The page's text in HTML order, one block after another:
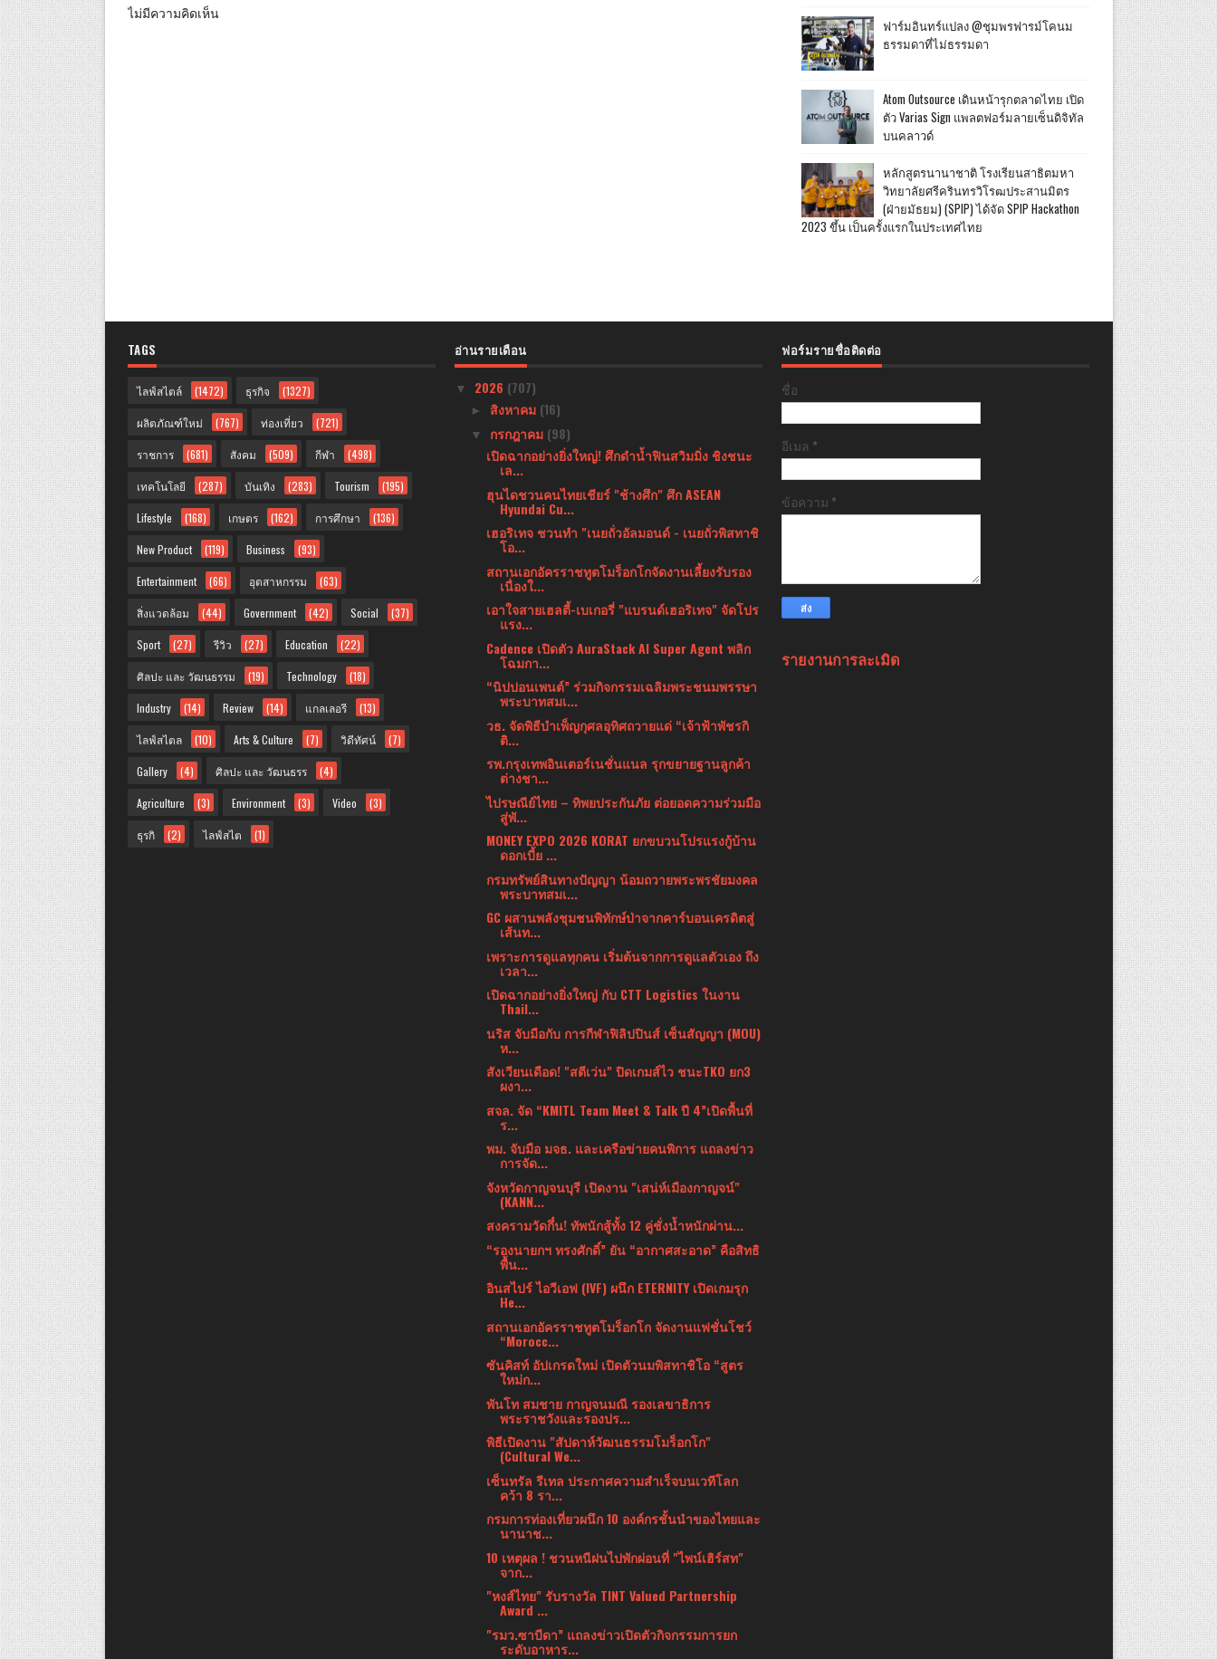
ไม่มีความคิดเห็น
ฟาร์มอินทร์แปลง @ชุมพรฟารม์โคนม
ธรรมดาที่ไม่ธรรมดา
Atom Outsource เดินหน้ารุกตลาดไทย เปิด
ตัว Varias Sign แพลตฟอร์มลายเซ็นดิจิทัล
บนคลาวด์
หลักสูตรนานาชาติ โรงเรียนสาธิตมหา
วิทยาลัยศรีครินทรวิโรฒประสานมิตร
(ฝ่ายมัธยม) (SPIP) ได้จัด SPIP Hackathon
2023 ขึ้น เป็นครั้งแรกในประเทศไทย
TAGS
ไลฟ์สไตล์ (1472) ธุรกิจ (1327)
ผลิตภัณฑ์ใหม่ (767) ท่องเที่ยว (721)
ราชการ (681) สังคม (509) กีฬา (498)
เทคโนโลยี (287) บันเทิง (283) Tourism (195)
Lifestyle (168) เกษตร (162) การศึกษา (136)
New Product (119) Business (93)
Entertainment (66) อุตสาหกรรม (63)
สิ่งแวดล้อม (44) Government (42) Social (37)
Sport (27) รีวิว (27) Education (22)
ศิลปะ และ วัฒนธรรม (19) Technology (18)
Industry (14) Review (14) แกลเลอรี (13)
ไลฟ์สไตล (10) Arts & Culture (7) วิดีทัศน์ (7)
Gallery (4) ศิลปะ และ วัฒนธรร (4)
Agriculture (3) Environment (3) Video (3)
ธุรกิ (2) ไลฟ์สไต (1)
อ่านรายเดือน
▼ 2026 (707)
► สิงหาคม (16)
▼ กรกฎาคม (98)
เปิดฉากอย่างยิ่งใหญ่! ศึกดำน้ำฟินสวิมมิ่ง ชิงชนะ
เล...
ฮุนไดชวนคนไทยเชียร์ "ช้างศึก" ศึก ASEAN
Hyundai Cu...
เฮอริเทจ ชวนทำ "เนยถั่วอัลมอนด์ - เนยถั่วพิสทาชิ
โอ...
สถานเอกอัครราชทูตโมร็อกโกจัดงานเลี้ยงรับรอง
เนื่องใ...
เอาใจสายเฮลตี้-เบเกอรี่ "แบรนด์เฮอริเทจ" จัดโปร
แรง...
Cadence เปิดตัว AuraStack AI Super Agent พลิก
โฉมกา...
“นิปปอนเพนต์” ร่วมกิจกรรมเฉลิมพระชนมพรรษา
พระบาทสมเ...
วธ. จัดพิธีบำเพ็ญกุศลอุทิศถวายแด่ “เจ้าฟ้าพัชรกิ
ติ...
รพ.กรุงเทพอินเตอร์เนชั่นแนล รุกขยายฐานลูกค้า
ต่างชา...
ไปรษณีย์ไทย – ทิพยประกันภัย ต่อยอดความร่วมมือ
สู่พั...
MONEY EXPO 2026 KORAT ยกขบวนโปรแรงกู้บ้าน
ดอกเบี้ย ...
กรมทรัพย์สินทางปัญญา น้อมถวายพระพรชัยมงคล
พระบาทสมเ...
GC ผสานพลังชุมชนพิทักษ์ป่าจากคาร์บอนเครดิตสู่
เส้นท...
เพราะการดูแลทุกคน เริ่มต้นจากการดูแลตัวเอง ถึง
เวลา...
เปิดฉากอย่างยิ่งใหญ่ กับ CTT Logistics ในงาน
Thail...
นริส จับมือกับ การกีฬาฟิลิปปินส์ เซ็นสัญญา (MOU)
ห...
สังเวียนเดือด! "สตีเว่น" ปิดเกมส์ไว ชนะTKO ยก3
ผงา...
สจล. จัด “KMITL Team Meet & Talk ปี 4”เปิดพื้นที่
ร...
พม. จับมือ มจธ. และเครือข่ายคนพิการ แถลงข่าว
การจัด...
จังหวัดกาญจนบุรี เปิดงาน "เสน่ห์เมืองกาญจน์"
(KANN...
สงครามวัดกึ๋น! ทัพนักสู้ทั้ง 12 คู่ชั่งน้ำหนักผ่าน...
“รองนายกฯ ทรงศักดิ์” ยัน “อากาศสะอาด” คือสิทธิ
พื้น...
อินสไปร์ ไอวีเอฟ (IVF) ผนึก ETERNITY เปิดเกมรุก
He...
สถานเอกอัครราชทูตโมร็อกโก จัดงานแฟชั่นโชว์
“Morocc...
ซันคิสท์ อัปเกรดใหม่ เปิดตัวนมพิสทาชิโอ “สูตร
ใหม่ก...
พันโท สมชาย กาญจนมณี รองเลขาธิการ
พระราชวังและรองปร...
พิธีเปิดงาน "สัปดาห์วัฒนธรรมโมร็อกโก"
(Cultural We...
เซ็นทรัล รีเทล ประกาศความสำเร็จบนเวทีโลก
คว้า 8 รา...
กรมการท่องเที่ยวผนึก 10 องค์กรชั้นนำของไทยและ
นานาช...
10 เหตุผล ! ชวนหนีฝนไปพักผ่อนที่ "ไพน์เฮิร์สท"
จาก...
"หงส์ไทย" รับรางวัล TINT Valued Partnership
Award ...
"รมว.ซาบีดา” แถลงข่าวเปิดตัวกิจกรรมการยก
ระดับอาหาร...
ฟอร์มรายชื่อติดต่อ
ชื่อ
อีเมล *
ข้อความ *
รายงานการละเมิด